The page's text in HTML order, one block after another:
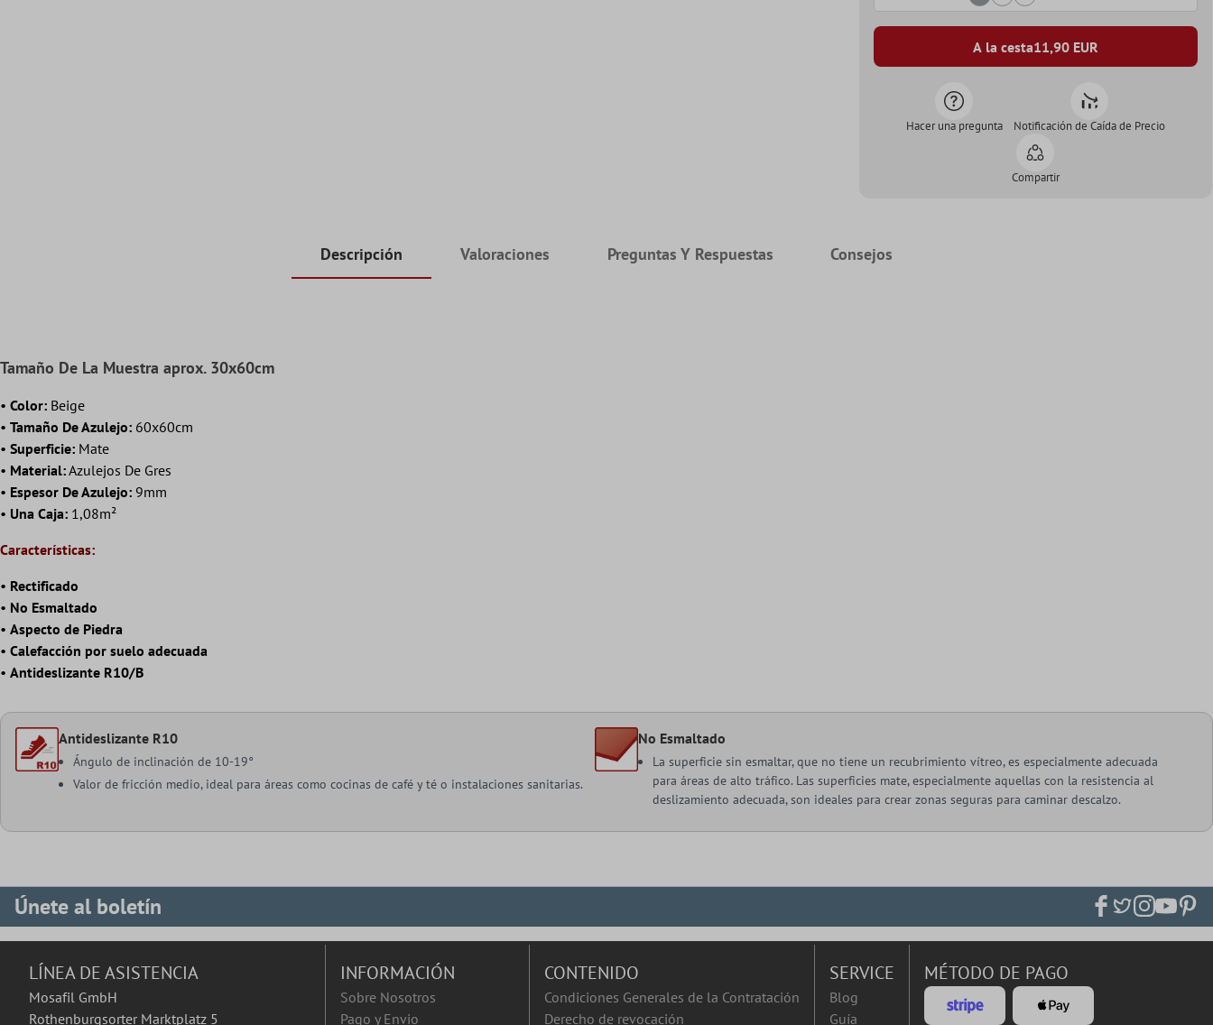
A la cesta11,90EUR
Hacer una pregunta Notificación de Caída de Precio
Compartir
Descripción Valoraciones Preguntas Y Respuestas Consejos
Tamaño De La Muestra aprox. 30x60cm
• Color: Beige
• Tamaño De Azulejo: 60x60cm
• Superficie: Mate
• Material:Azulejos De Gres
• Espesor De Azulejo: 9mm
• Una Caja: 1,08m²
Características:
• Rectificado
• No Esmaltado
• Aspecto de Piedra
• Calefacción por suelo adecuada
• Antideslizante R10/B
Antideslizante R10
Ángulo de inclinación de 10-19°
Valor de fricción medio, ideal para áreas como cocinas de café y té o instalaciones sanitarias.
No Esmaltado
La superficie sin esmaltar, que no tiene un recubrimiento vítreo, es especialmente adecuada
para áreas de alto tráfico. Las superficies mate, especialmente aquellas con la resistencia al
deslizamiento adecuada, son ideales para crear zonas seguras para caminar descalzo.
Únete al boletín
LÍNEA DE ASISTENCIA
Mosafil GmbH
Rothenburgsorter Marktplatz 5
INFORMACIÓN
Sobre Nosotros
Pago y Envio
CONTENIDO
Condiciones Generales de la Contratación
Derecho de revocación
SERVICE
Blog
Guía
MÉTODO DE PAGO